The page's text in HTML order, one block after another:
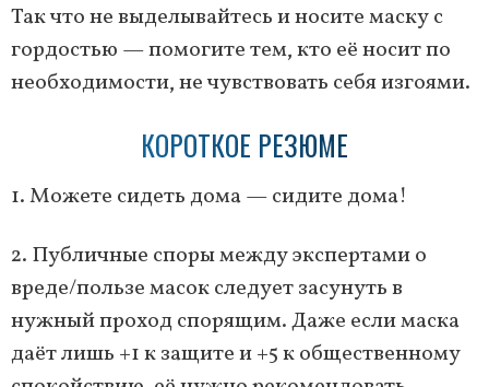
Так что не выделывайтесь и носите маску с
гордостью — помогите тем, кто её носит по
необходимости, не чувствовать себя изгоями.
КОРОТКОЕ РЕЗЮМЕ
1. Можете сидеть дома — сидите дома!
2. Публичные споры между экспертами о
вреде/пользе масок следует засунуть в
нужный проход спорящим. Даже если маска
даёт лишь +1 к защите и +5 к общественному